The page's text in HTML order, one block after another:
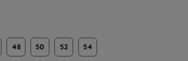
48 50 52 54